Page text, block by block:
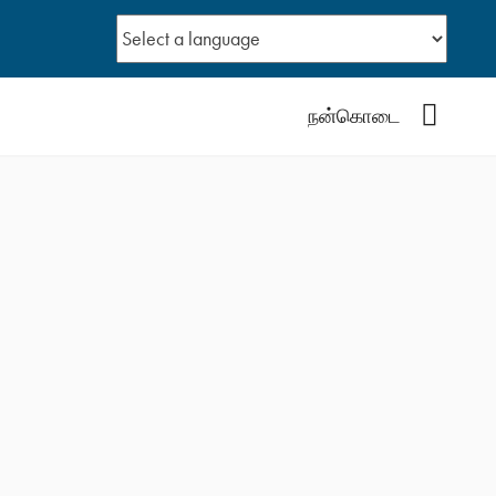
நன்கொடை